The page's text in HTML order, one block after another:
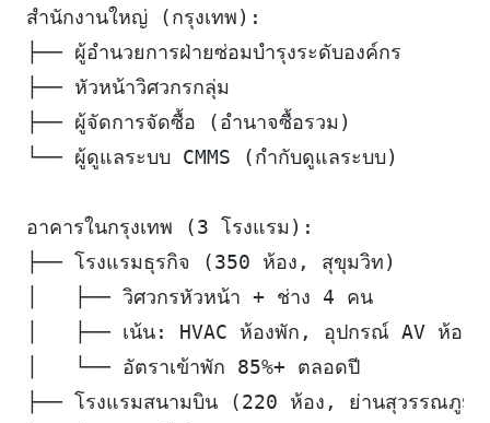
สำนักงานใหญ่ (กรุงเทพ):
├── ผู้อำนวยการฝ่ายซ่อมบำรุงระดับองค์กร
├── หัวหน้าวิศวกรกลุ่ม
├── ผู้จัดการจัดซื้อ (อำนาจซื้อรวม)
└── ผู้ดูแลระบบ CMMS (กำกับดูแลระบบ)
อาคารในกรุงเทพ (3 โรงแรม):
├── โรงแรมธุรกิจ (350 ห้อง, สุขุมวิท)
│   ├── วิศวกรหัวหน้า + ช่าง 4 คน
│   ├── เน้น: HVAC ห้องพัก, อุปกรณ์ AV ห้องป
│   └── อัตราเข้าพัก 85%+ ตลอดปี
├── โรงแรมสนามบิน (220 ห้อง, ย่านสุวรรณภูมิ)